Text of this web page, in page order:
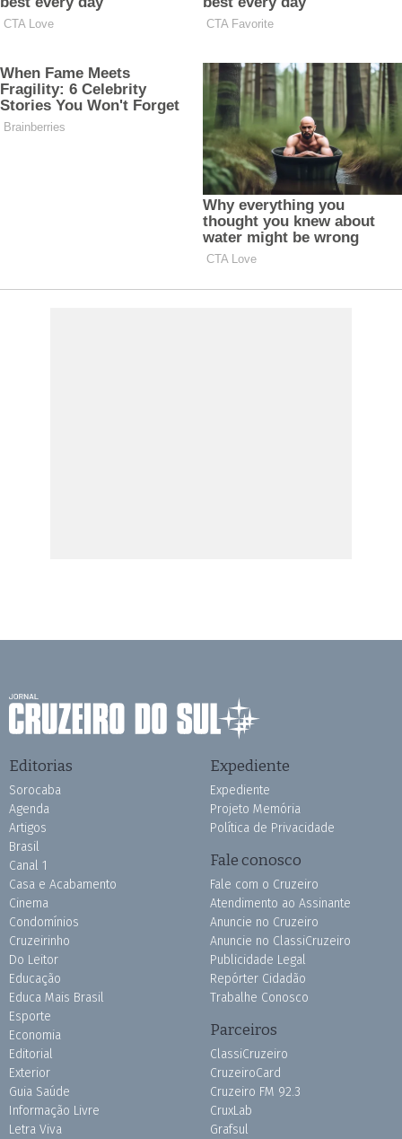
Editorias
Sorocaba
Agenda
Artigos
Brasil
Canal 1
Casa e Acabamento
Cinema
Condomínios
Cruzeirinho
Do Leitor
Educação
Educa Mais Brasil
Esporte
Economia
Editorial
Exterior
Guia Saúde
Informação Livre
Letra Viva
Expediente
Expediente
Projeto Memória
Política de Privacidade
Fale conosco
Fale com o Cruzeiro
Atendimento ao Assinante
Anuncie no Cruzeiro
Anuncie no ClassiCruzeiro
Publicidade Legal
Repórter Cidadão
Trabalhe Conosco
Parceiros
ClassiCruzeiro
CruzeiroCard
Cruzeiro FM 92.3
CruxLab
Grafsul